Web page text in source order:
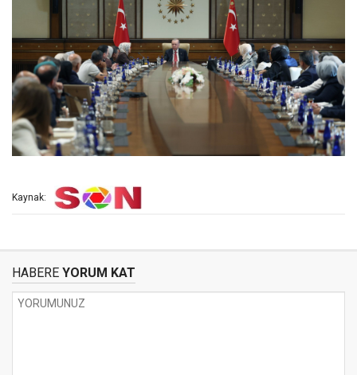
Kaynak:
HABERE YORUM KAT